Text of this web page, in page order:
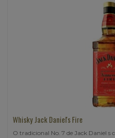
Whisky Jack Daniel's Fire
O tradicional No. 7 de Jack Daniel s